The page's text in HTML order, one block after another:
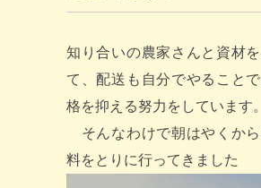
知り合いの農家さんと資材
て、配送も自分でやること
格を抑える努力をしています。
そんなわけで朝はやくか
料をとりに行ってきました